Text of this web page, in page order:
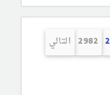
2982 التالي